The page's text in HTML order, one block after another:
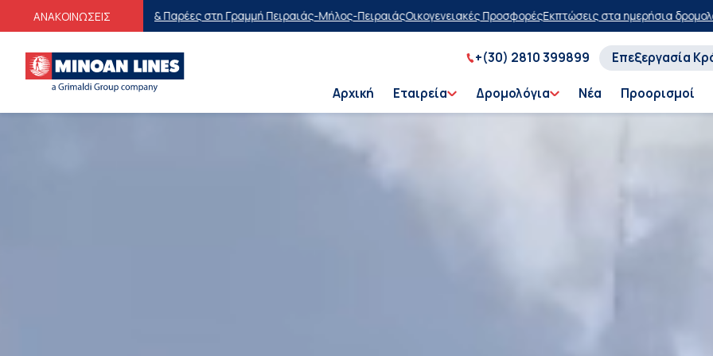
ΑΝΑΚΟΙΝΩΣΕΙΣ
στη Γραμμή Πειραιάς-Μήλος-ΠειραιάςΟικογενειακές ΠροσφορέςΕκπτώσεις στα ημερήσια δρομολόγιαΑγοράστε τώρα, πληρώστε
+(30) 2810 399899 Επεξεργασία
Αρχική Εταιρεία Δρομολόγια Νέα Προορισμοί